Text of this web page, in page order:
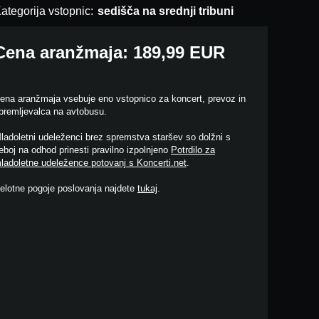
vstopnic: sedišča na srednji tribuni
aranžmaja: 189,99 EUR
aranžmaja vsebuje eno vstopnico za koncert, prevoz in
na avtobusu.
udeleženci brez spremstva staršev so dolžni s
na odhod prinesti pravilno izpolnjeno Potrdilo za
udeležence potovanj s Koncerti.net.
pogoje poslovanja najdete tukaj.